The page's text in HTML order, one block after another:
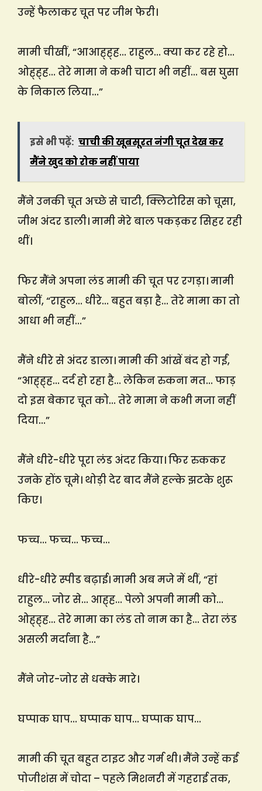
उन्हें फैलाकर चूत पर जीभ फेरी।
मामी चीखीं, “आआह्ह्ह… राहुल… क्या कर रहे हो…
ओह्ह्ह… तेरे मामा ने कभी चाटा भी नहीं… बस घुसा
के निकाल लिया…”
इसे भी पढ़ें: चाची की खूबसूरत नंगी चूत देख कर
मैंने खुद को रोक नहीं पाया
मैंने उनकी चूत अच्छे से चाटी, क्लिटोरिस को चूसा,
जीभ अंदर डाली। मामी मेरे बाल पकड़कर सिहर रही
थीं।
फिर मैंने अपना लंड मामी की चूत पर रगड़ा। मामी
बोलीं, “राहुल… धीरे… बहुत बड़ा है… तेरे मामा का तो
आधा भी नहीं…”
मैंने धीरे से अंदर डाला। मामी की आंखें बंद हो गईं,
“आह्ह्ह… दर्द हो रहा है… लेकिन रुकना मत… फाड़
दो इस बेकार चूत को… तेरे मामा ने कभी मजा नहीं
दिया…”
मैंने धीरे-धीरे पूरा लंड अंदर किया। फिर रुककर
उनके होंठ चूमे। थोड़ी देर बाद मैंने हल्के झटके शुरू
किए।
फच्च… फच्च… फच्च…
धीरे-धीरे स्पीड बढ़ाई। मामी अब मजे में थीं, “हां
राहुल… जोर से… आह्ह… पेलो अपनी मामी को…
ओह्ह्ह… तेरे मामा का लंड तो नाम का है… तेरा लंड
असली मर्दाना है…”
मैंने जोर-जोर से धक्के मारे।
घप्पाक घाप… घप्पाक घाप… घप्पाक घाप…
मामी की चूत बहुत टाइट और गर्म थी। मैंने उन्हें कई
पोजीशंस में चोदा – पहले मिशनरी में गहराई तक,